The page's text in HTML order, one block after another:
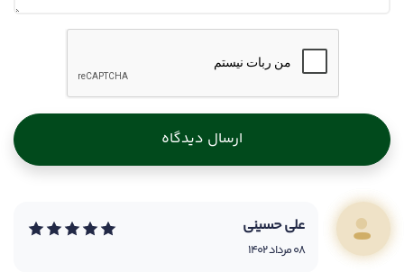
ارسال دیدگاه
علی حسینی
08 مرداد 1402